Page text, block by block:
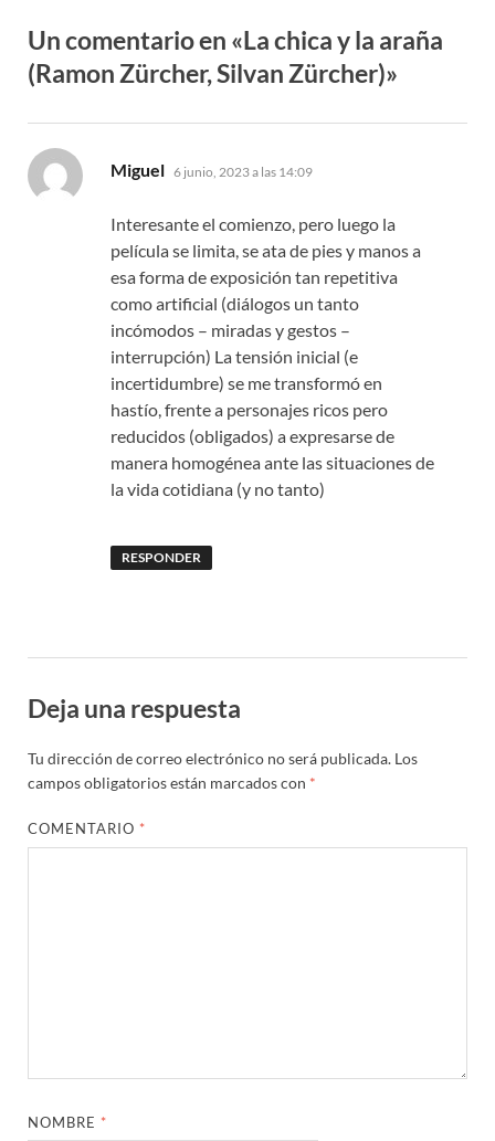
Un comentario en «La chica y la araña
(Ramon Zürcher, Silvan Zürcher)»
Miguel dice:
6 junio, 2023 a las 14:09
Interesante el comienzo, pero luego la
película se limita, se ata de pies y manos a
esa forma de exposición tan repetitiva
como artificial (diálogos un tanto
incómodos – miradas y gestos –
interrupción) La tensión inicial (e
incertidumbre) se me transformó en
hastío, frente a personajes ricos pero
reducidos (obligados) a expresarse de
manera homogénea ante las situaciones de
la vida cotidiana (y no tanto)
RESPONDER
Deja una respuesta
Tu dirección de correo electrónico no será publicada. Los
campos obligatorios están marcados con *
COMENTARIO *
NOMBRE *